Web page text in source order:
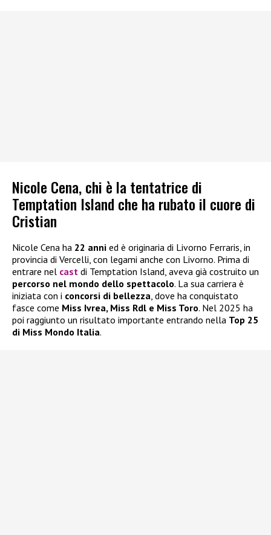
Nicole Cena, chi è la tentatrice di
Temptation Island che ha rubato il cuore di
Cristian
Nicole Cena ha 22 anni ed è originaria di Livorno Ferraris, in
provincia di Vercelli, con legami anche con Livorno. Prima di
entrare nel cast di Temptation Island, aveva già costruito un
percorso nel mondo dello spettacolo. La sua carriera è
iniziata con i concorsi di bellezza , dove ha conquistato
fasce come Miss Ivrea, Miss Rdl e Miss Toro. Nel 2025 ha
poi raggiunto un risultato importante entrando nella Top 25
di Miss Mondo Italia.